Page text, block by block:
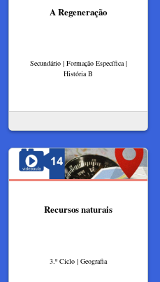
A Regeneração
Secundário | Formação Específica |
História B
Recursos naturais
3.º Ciclo | Geografia